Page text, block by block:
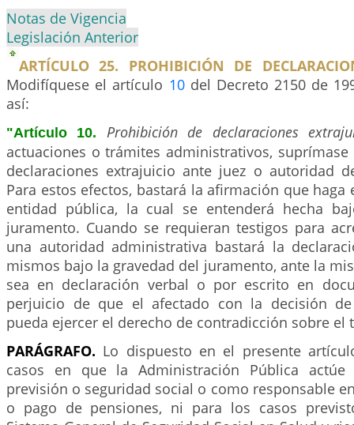
Notas de Vigencia
Legislación Anterior
ARTÍCULO 25. PROHIBICIÓN DE
Modifíquese el artículo 10del Decreto 2150 de
así:
"Artículo 10. Prohibición de declaraciones
actuaciones o trámites administrativos,
declaraciones extrajuicio ante juez o autoridad
Para estos efectos, bastará la afirmación que
entidad pública, la cual se entenderá hecha
juramento. Cuando se requieran testigos para
una autoridad administrativa bastará la
mismos bajo la gravedad del juramento, ante la
sea en declaración verbal o por escrito en
perjuicio de que el afectado con la decisión
pueda ejercer el derecho de contradicción sobre el
PARÁGRAFO. Lo dispuesto en el presente
casos en que la Administración Pública
previsión o seguridad social o como responsable
o pago de pensiones, ni para los casos